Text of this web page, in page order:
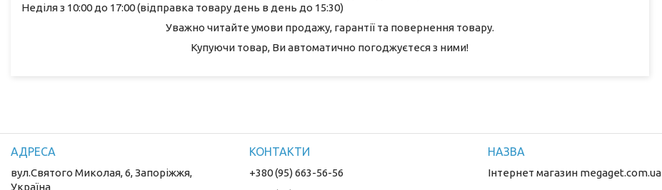
Неділя з 10:00 до 17:00 (відправка товару день в день до 15:30)
Уважно читайте умови продажу, гарантії та повернення товару.
Купуючи товар, Ви автоматично погоджуєтеся з ними!
вул.Святого Миколая, 6, Запоріжжя,
Україна
+380 (95) 663-56-56
Інтернет магазин megaget.com.ua